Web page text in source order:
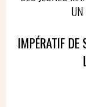
UN
IMPÉRATIF DE